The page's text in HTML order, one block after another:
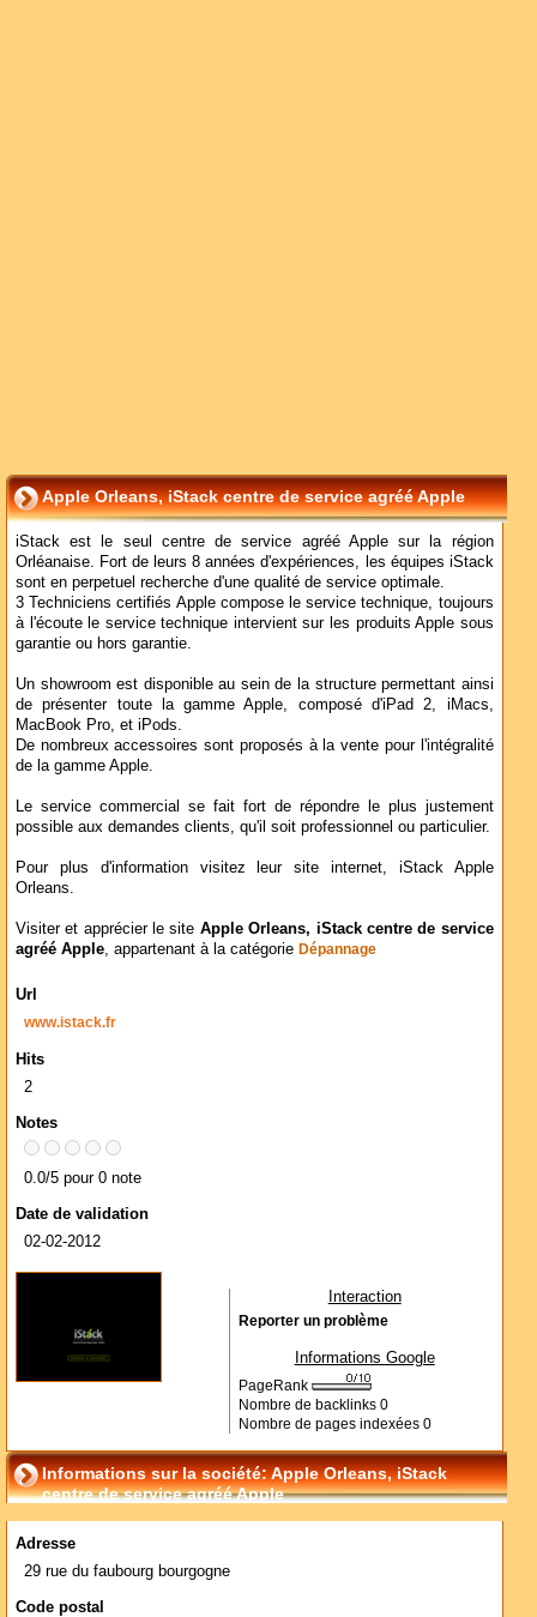
Apple Orleans, iStack centre de service agréé Apple
iStack est le seul centre de service agréé Apple sur la région
Orléanaise. Fort de leurs 8 années d'expériences, les équipes iStack
sont en perpetuel recherche d'une qualité de service optimale.
3 Techniciens certifiés Apple compose le service technique, toujours
à l'écoute le service technique intervient sur les produits Apple sous
garantie ou hors garantie.
Un showroom est disponible au sein de la structure permettant ainsi
de présenter toute la gamme Apple, composé d'iPad 2, iMacs,
MacBook Pro, et iPods.
De nombreux accessoires sont proposés à la vente pour l'intégralité
de la gamme Apple.
Le service commercial se fait fort de répondre le plus justement
possible aux demandes clients, qu'il soit professionnel ou particulier.
Pour plus d'information visitez leur site internet, iStack Apple
Orleans.
Visiter et apprécier le site Apple Orleans, iStack centre de service
agréé Apple, appartenant à la catégorie Dépannage
Url
www.istack.fr
Hits
2
Notes
0.0/5 pour 0 note
Date de validation
02-02-2012
Interaction
Reporter un problème
Informations Google
PageRank
Nombre de backlinks 0
Nombre de pages indexées 0
Informations sur la société: Apple Orleans, iStack
centre de service agréé Apple
Adresse
29 rue du faubourg bourgogne
Code postal